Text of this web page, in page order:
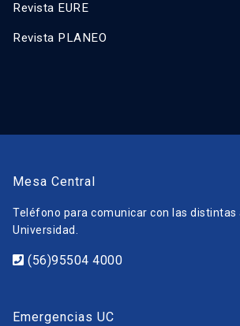
Revista EURE
Revista PLANEO
Mesa Central
Teléfono para comunicar con las distintas
Universidad.
(56)95504 4000
Emergencias UC